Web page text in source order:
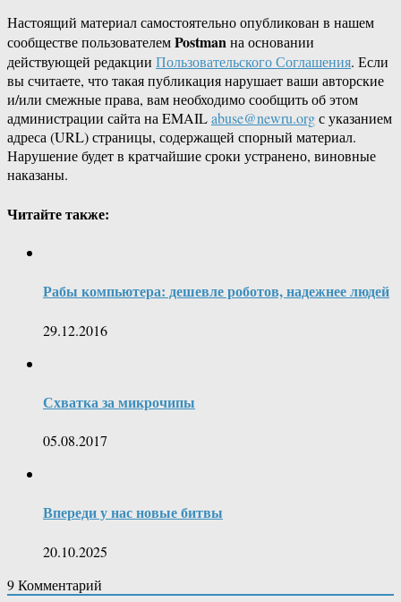
Настоящий материал самостоятельно опубликован в нашем
сообществе пользователемPostmanна основании
действующей редакции Пользовательского Соглашения. Если
вы считаете, что такая публикация нарушает ваши авторские
и/или смежные права, вам необходимо сообщить об этом
администрации сайта на EMAILabuse@newru.orgс указанием
адреса (URL) страницы, содержащей спорный материал.
Нарушение будет в кратчайшие сроки устранено, виновные
наказаны.
Читайте также:
Рабы компьютера: дешевле роботов, надежнее людей
29.12.2016
Схватка за микрочипы
05.08.2017
Впереди у нас новые битвы
20.10.2025
9Комментарий